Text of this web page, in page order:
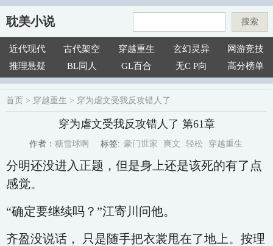
耽美小说 搜索
近代现代 古代架空 穿越重生 玄幻灵异
网游竞技
推理悬疑
BL同人 GL百合 无C P向 高分榜单
首页 > 穿越重生 > 穿为虐文受我反攻错人了
穿为虐文受我反攻错人了 第61章
作者： 糖雪球啊 标签: 豪门世家 爽文 轻松 穿越重生
分明还没进入正题，但是身上还是该死的有了点
感觉。
“确定要继续吗？”江寄川问他。
齐盈没说话， 只是随手把衣裳甩在了地上。按理